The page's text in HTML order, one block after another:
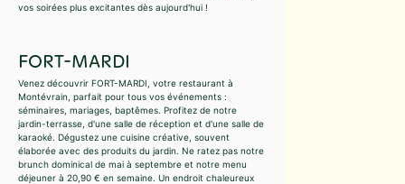
vos soirées plus excitantes dès aujourd'hui !
FORT-MARDI
Venez découvrir FORT-MARDI, votre restaurant à
Montévrain, parfait pour tous vos événements :
séminaires, mariages, baptêmes. Profitez de notre
jardin-terrasse, d'une salle de réception et d'une salle de
karaoké. Dégustez une cuisine créative, souvent
élaborée avec des produits du jardin. Ne ratez pas notre
brunch dominical de mai à septembre et notre menu
déjeuner à 20,90 € en semaine. Un endroit chaleureux